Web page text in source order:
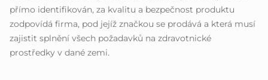
přímo identifikován, za kvalitu a bezpečnost produktu
zodpovídá firma, pod jejíž značkou se prodává a která musí
zajistit splnění všech požadavků na zdravotnické
prostředky v dané zemi.